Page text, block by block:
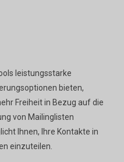
leistungsstarke
bieten,
Freiheit in Bezug auf die
von Mailinglisten
Ihnen, Ihre Kontakte in
einzuteilen.